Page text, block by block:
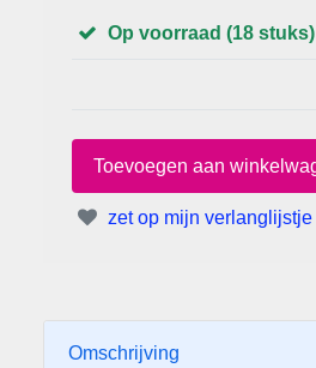
Op voorraad (18 stuks)
zet op mijn verlanglijstje
Omschrijving